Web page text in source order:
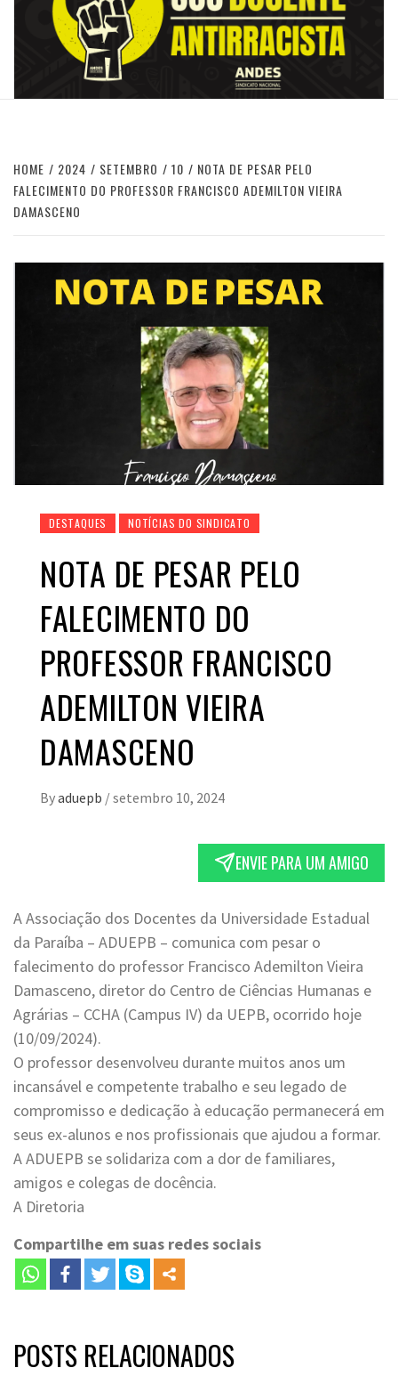
HOME 2024 SETEMBRO 10
NOTA DE PESAR PELO
FALECIMENTO DO PROFESSOR FRANCISCO ADEMILTON VIEIRA
DAMASCENO
DESTAQUES NOTÍCIAS DO SINDICATO
NOTA DE PESAR PELO
FALECIMENTO DO
PROFESSOR FRANCISCO
ADEMILTON VIEIRA
DAMASCENO
Byaduepb /setembro 10, 2024
ENVIE PARA UM AMIGO
A Associação dos Docentes da Universidade Estadual
da Paraíba – ADUEPB – comunica com pesar o
falecimento do professor Francisco Ademilton Vieira
Damasceno, diretor do Centro de Ciências Humanas e
Agrárias – CCHA (Campus IV) da UEPB, ocorrido hoje
(10/09/2024).
O professor desenvolveu durante muitos anos um
incansável e competente trabalho e seu legado de
compromisso e dedicação à educação permanecerá em
seus ex-alunos e nos profissionais que ajudou a formar.
A ADUEPB se solidariza com a dor de familiares,
amigos e colegas de docência.
A Diretoria
Compartilhe em suas redes sociais
POSTS RELACIONADOS